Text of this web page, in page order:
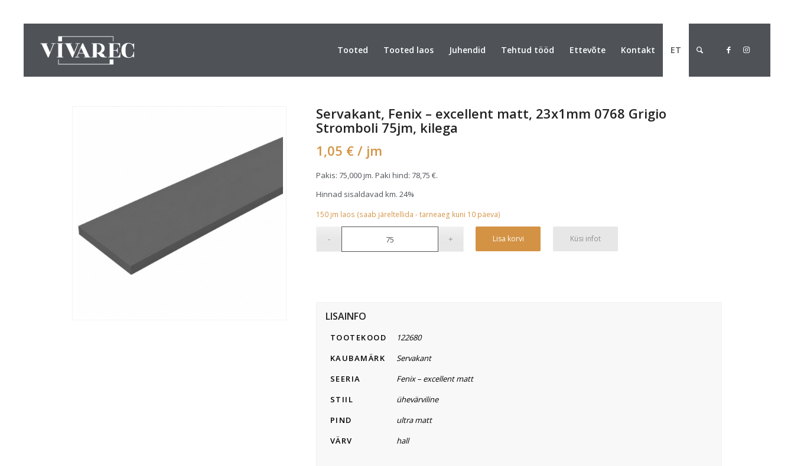
Tooted Tooted laos Juhendid Tehtud tööd Ettevõte Kontakt ET
Servakant, Fenix – excellent matt, 23x1mm 0768 Grigio
Stromboli 75jm, kilega
1,05 € / jm
Pakis: 75,000 jm. Paki hind: 78,75 €.
Hinnad sisaldavad km. 24%
150 jm laos (saab järeltellida - tarneaeg kuni 10 päeva)
Lisa korvi Küsi infot
LISAINFO
TOOTEKOOD
122680
KAUBAMÄRK
Servakant
SEERIA
Fenix – excellent matt
STIIL
ühevärviline
PIND
ultra matt
VÄRV
hall